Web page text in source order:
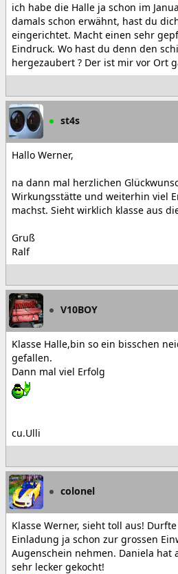
ich habe die Halle ja schon im
damals schon erwähnt, hast du
eingerichtet. Macht einen sehr
Eindruck. Wo hast du denn den
hergezaubert ? Der ist mir vor Ort
st4s
Hallo Werner,
na dann mal herzlichen
Wirkungsstätte und weiterhin viel
machst. Sieht wirklich klasse aus
Gruß
Ralf
V10BOY
Klasse Halle,bin so ein bisschen
gefallen.
Dann mal viel Erfolg
cu.Ulli
colonel
Klasse Werner, sieht toll aus!
Einladung ja schon zur grossen
Augenschein nehmen. Daniela hat
sehr lecker gekocht!